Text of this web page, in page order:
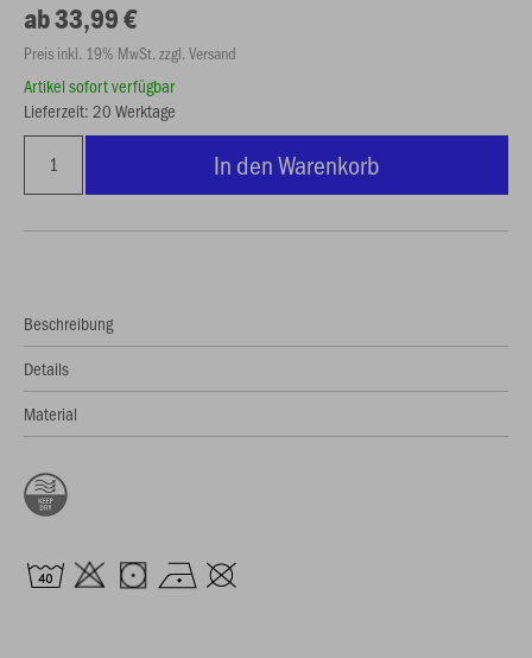
ab 33,99 €
Preis inkl. 19% MwSt. zzgl. Versand
Artikel sofort verfügbar
Lieferzeit: 20 Werktage
In den Warenkorb
Beschreibung
Details
Material